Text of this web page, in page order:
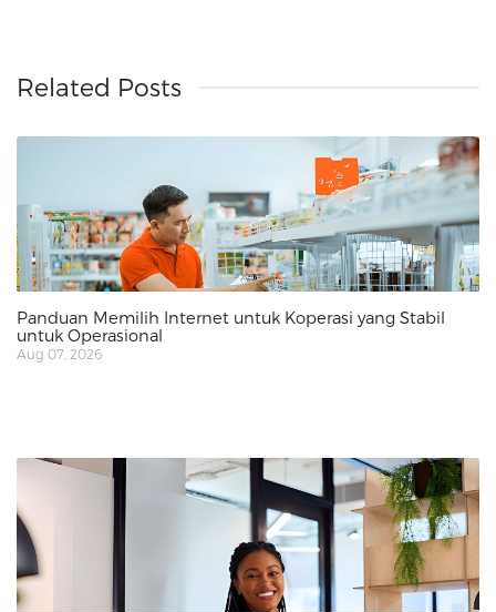
Related Posts
Panduan Memilih Internet untuk Koperasi yang Stabil
untuk Operasional
Aug 07, 2026